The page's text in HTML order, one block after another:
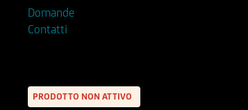
Domande
Contatti
PRODOTTO NON ATTIVO